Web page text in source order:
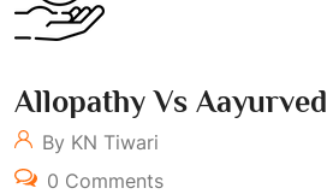
Allopathy Vs Aayurved
By KN Tiwari
0 Comments